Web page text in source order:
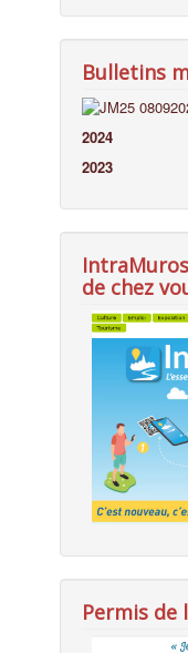
Bulletins
2024
2023
de chez
Permis de